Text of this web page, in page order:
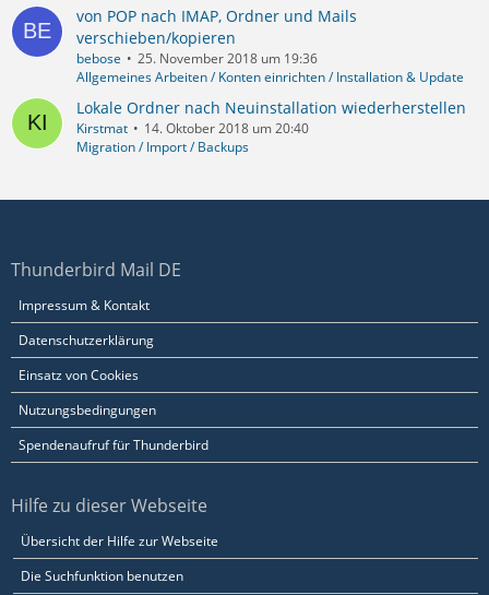
von POP nach IMAP, Ordner und Mails
verschieben/kopieren
bebose
25. November 2018 um 19:36
Allgemeines Arbeiten / Konten einrichten / Installation & Update
Lokale Ordner nach Neuinstallation wiederherstellen
Kirstmat
14. Oktober 2018 um 20:40
Migration / Import / Backups
Thunderbird Mail DE
Impressum & Kontakt
Datenschutzerklärung
Einsatz von Cookies
Nutzungsbedingungen
Spendenaufruf für Thunderbird
Hilfe zu dieser Webseite
Übersicht der Hilfe zur Webseite
Die Suchfunktion benutzen